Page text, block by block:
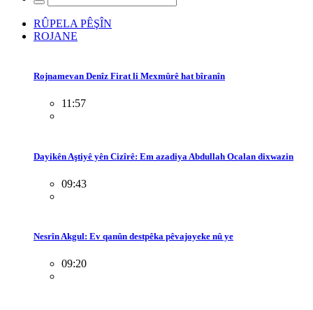
RÛPELA PÊŞÎN
ROJANE
Rojnamevan Denîz Firat li Mexmûrê hat bîranîn
11:57
Dayikên Aştiyê yên Cizîrê: Em azadiya Abdullah Ocalan dixwazin
09:43
Nesrîn Akgul: Ev qanûn destpêka pêvajoyeke nû ye
09:20